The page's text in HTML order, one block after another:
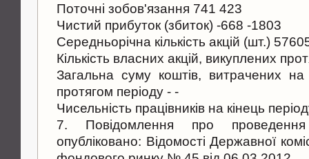
Поточнi зобов'язання 741 423
Чистий прибуток (збиток) -668 -1803
Середньорiчна кiлькiсть акцiй (шт.)
Кiлькiсть власних акцiй, викуплених
Загальна суму коштiв, витрачених
протягом перiоду - -
Чисельнiсть працiвникiв на кінець
7. Повідомлення про проведення
опубліковано: Відомості Державної